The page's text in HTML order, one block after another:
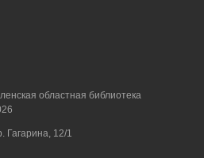
областная библиотека
Гагарина, 12/1